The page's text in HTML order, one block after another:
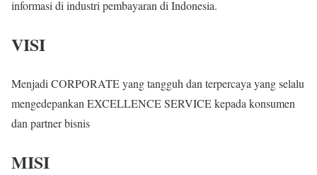
informasi di industri pembayaran di Indonesia.
VISI
Menjadi CORPORATE yang tangguh dan terpercaya yang selalu
mengedepankan EXCELLENCE SERVICE kepada konsumen
dan partner bisnis
MISI